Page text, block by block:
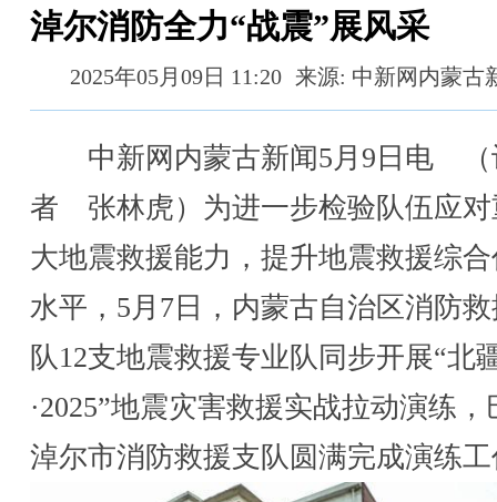
淖尔消防全力“战震”展风采
2025年05月09日 11:20 来源: 中新网内蒙古
中新网内蒙古新闻5月9日电 （
者 张林虎）为进一步检验队伍应对
大地震救援能力，提升地震救援综
水平，5月7日，内蒙古自治区消防
队12支地震救援专业队同步开展“北
·2025”地震灾害救援实战拉动演练，
淖尔市消防救援支队圆满完成演练